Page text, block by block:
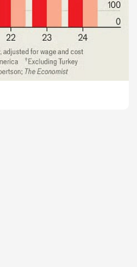
санкцій, Кремль матиме
економічний (відродження
та військовий (нарощення
спокусливу можливість
на території, що
(наприклад, Балтії або
загрози зараз немає,